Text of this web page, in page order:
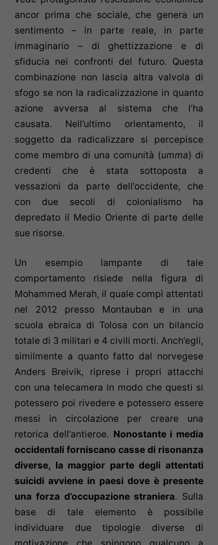
ancor prima che sociale, che genera un
sentimento – in parte reale, in parte
immaginario – di ghettizzazione e di
sfiducia nei confronti del futuro. Questa
combinazione non lascia altra valvola di
sfogo se non la radicalizzazione in quanto
azione avversa al sistema che l’ha
causata. Nell’ultimo orientamento, il
soggetto da radicalizzare si percepisce
come membro di una comunità (umma) di
credenti che è stata sottoposta a
vessazioni da parte dell’occidente, che
con due secoli di colonialismo ha
depredato il Medio Oriente di parte delle
sue risorse.
Un esempio lampante di tale
comportamento risiede nella figura di
Mohammed Merah, il quale compì attentati
nel 2012 presso Montauban e in una
scuola ebraica di Tolosa con un bilancio
totale di 3 militari e 4 civili morti. Anch’egli,
similmente a quanto fatto dal norvegese
Anders Breivik, riprese i propri attacchi
con una telecamera in modo che questi si
potessero poi rivedere e potessero essere
messi in circolazione per creare una
retorica dell’antieroe. Nonostante i media
occidentali forniscano casse di risonanza
diverse, la maggior parte degli attentati
suicidi avviene in paesi dove è presente
una forza d’occupazione straniera. Sulla
base di tale elemento è possibile
individuare due tipologie diverse di